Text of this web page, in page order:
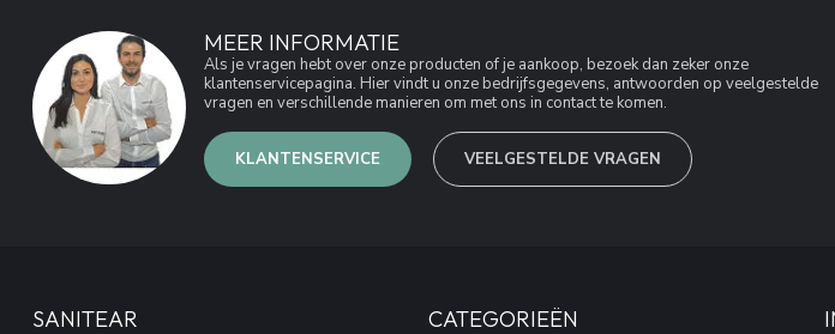
MEER INFORMATIE
Als je vragen hebt over onze producten of je aankoop, bezoek dan zeker onze
klantenservicepagina. Hier vindt u onze bedrijfsgegevens, antwoorden op veelgestelde
vragen en verschillende manieren om met ons in contact te komen.
KLANTENSERVICE VEELGESTELDE VRAGEN
SANITEAR CATEGORIEËN